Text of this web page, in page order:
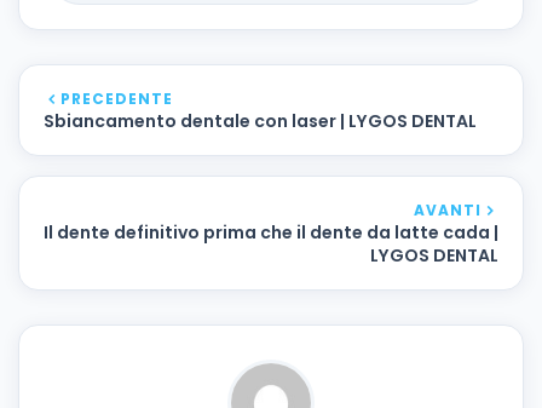
PRECEDENTE
Sbiancamento dentale con laser | LYGOS DENTAL
AVANTI
Il dente definitivo prima che il dente da latte cada |
LYGOS DENTAL